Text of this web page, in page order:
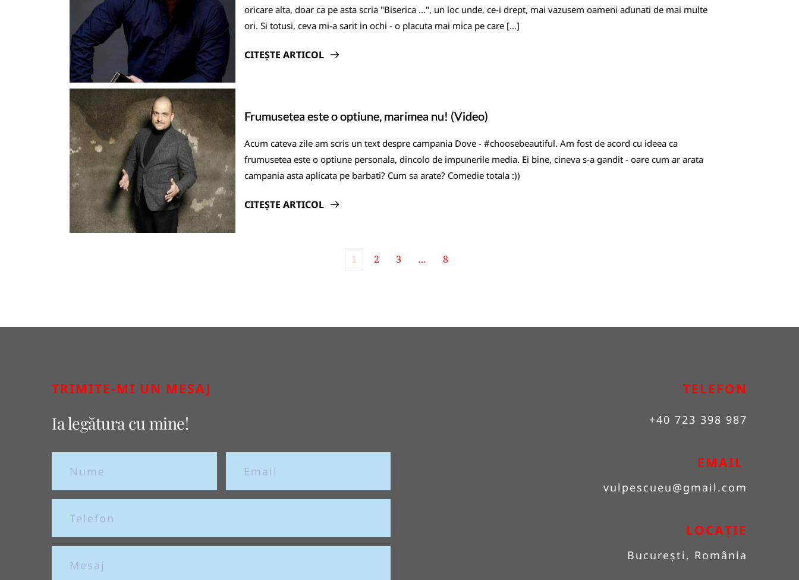
oricare alta, doar ca pe asta scria "Biserica ...", un loc unde, ce-i drept, mai vazusem oameni adunati de mai multe
ori. Si totusi, ceva mi-a sarit in ochi - o placuta mai mica pe care […]
CITEȘTE ARTICOL
Frumusetea este o optiune, marimea nu! (Video)
Acum cateva zile am scris un text despre campania Dove - #choosebeautiful. Am fost de acord cu ideea ca
frumusetea este o optiune personala, dincolo de impunerile media. Ei bine, cineva s-a gandit - oare cum ar arata
campania asta aplicata pe barbati? Cum sa arate? Comedie totala :))
CITEȘTE ARTICOL
1 2 3 … 8
TRIMITE-MI UN MESAJ
Ia legătura cu mine!
TELEFON
+40 723 398 987
EMAIL
vulpescueu@gmail.com
LOCAȚIE
București, România